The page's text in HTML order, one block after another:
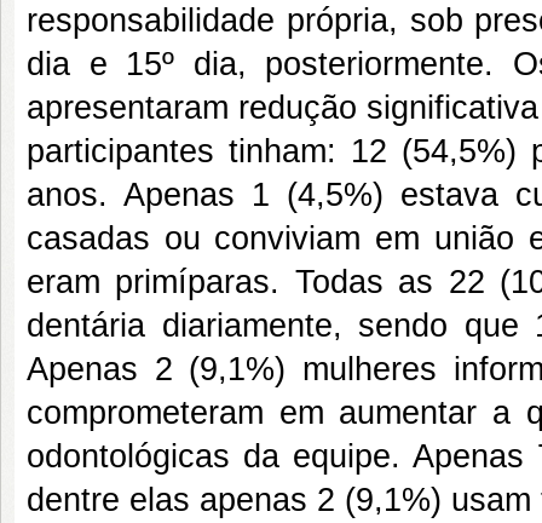
responsabilidade própria, sob
dia e 15º dia, posteriormente.
apresentaram redução
participantes tinham: 12 (54,5%)
anos. Apenas 1 (4,5%) estava
casadas ou conviviam em união
eram primíparas. Todas as 22
dentária diariamente, sendo
Apenas 2 (9,1%) mulheres
comprometeram em aumentar a
odontológicas da equipe.
dentre elas apenas 2 (9,1%)